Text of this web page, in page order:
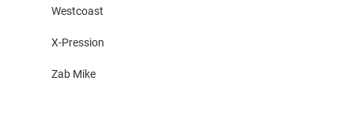
Westcoast
X-Pression
Zab Mike